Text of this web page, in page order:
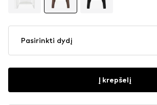
Pasirinkti dydį
Į krepšelį